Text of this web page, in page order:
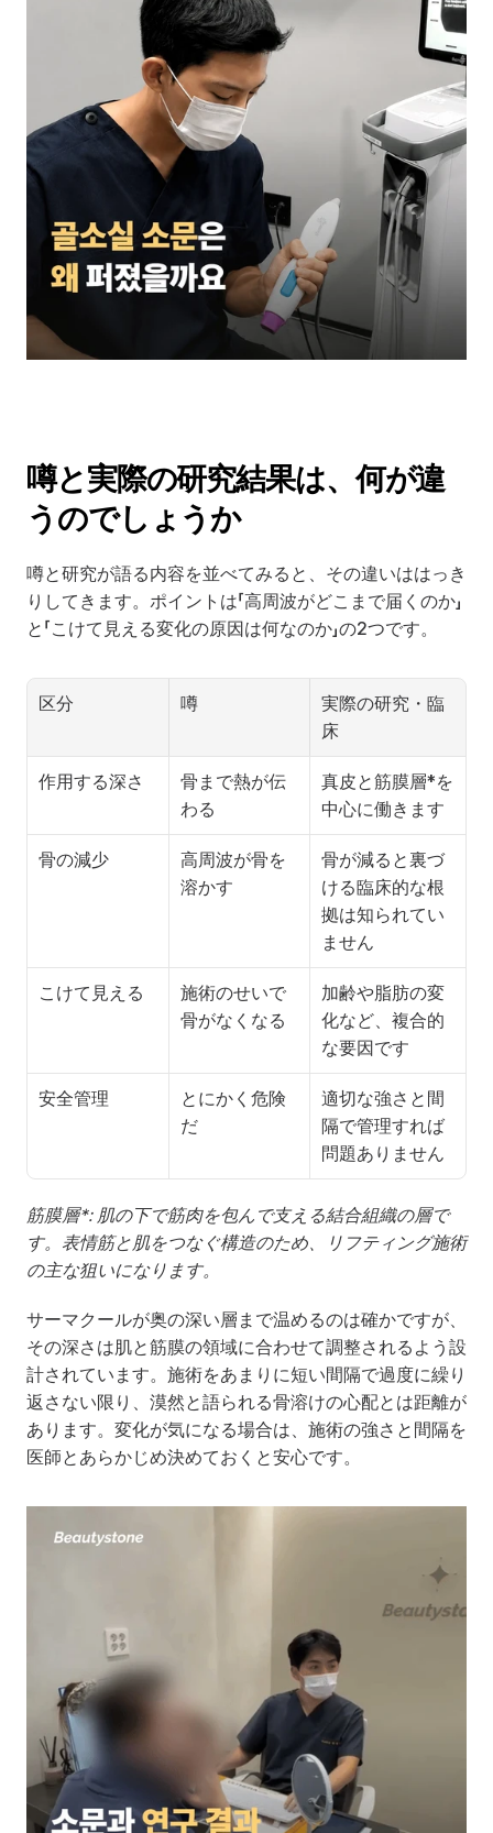
噂と実際の研究結果は、何が違
うのでしょうか
噂と研究が語る内容を並べてみると、その違いははっき
りしてきます。ポイントは「高周波がどこまで届くのか」
と「こけて見える変化の原因は何なのか」の2つです。
区分 噂
実際の研究・臨
床
作用する深さ
骨まで熱が伝
わる
真皮と筋膜層*を
中心に働きます
骨の減少
高周波が骨を
溶かす
骨が減ると裏づ
ける臨床的な根
拠は知られてい
ません
こけて見える
施術のせいで
骨がなくなる
加齢や脂肪の変
化など、複合的
な要因です
安全管理
とにかく危険
だ
適切な強さと間
隔で管理すれば
問題ありません
筋膜層*: 肌の下で筋肉を包んで支える結合組織の層で
す。表情筋と肌をつなぐ構造のため、リフティング施術
の主な狙いになります。
サーマクールが奥の深い層まで温めるのは確かですが、
その深さは肌と筋膜の領域に合わせて調整されるよう設
計されています。施術をあまりに短い間隔で過度に繰り
返さない限り、漠然と語られる骨溶けの心配とは距離が
あります。変化が気になる場合は、施術の強さと間隔を
医師とあらかじめ決めておくと安心です。